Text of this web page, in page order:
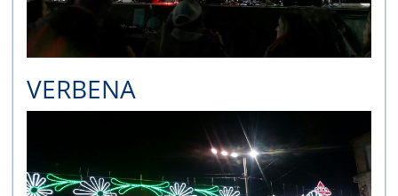
VERBENA